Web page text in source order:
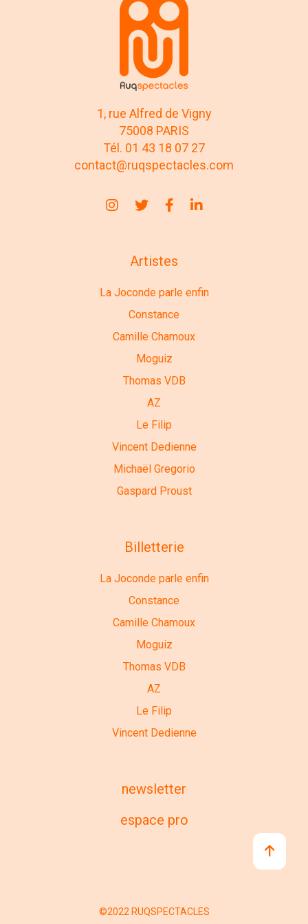
1, rue Alfred de Vigny
75008 PARIS
Tél. 01 43 18 07 27
contact@ruqspectacles.com
Artistes
La Joconde parle enfin
Constance
Camille Chamoux
Moguiz
Thomas VDB
AZ
Le Filip
Vincent Dedienne
Michaël Gregorio
Gaspard Proust
Billetterie
La Joconde parle enfin
Constance
Camille Chamoux
Moguiz
Thomas VDB
AZ
Le Filip
Vincent Dedienne
newsletter
espace pro
©2022 RUQSPECTACLES